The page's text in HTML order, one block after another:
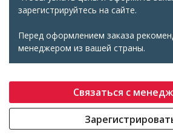
зарегистрируйтесь на сайте.
Перед оформлением заказа
менеджером из вашей страны.
Связаться с